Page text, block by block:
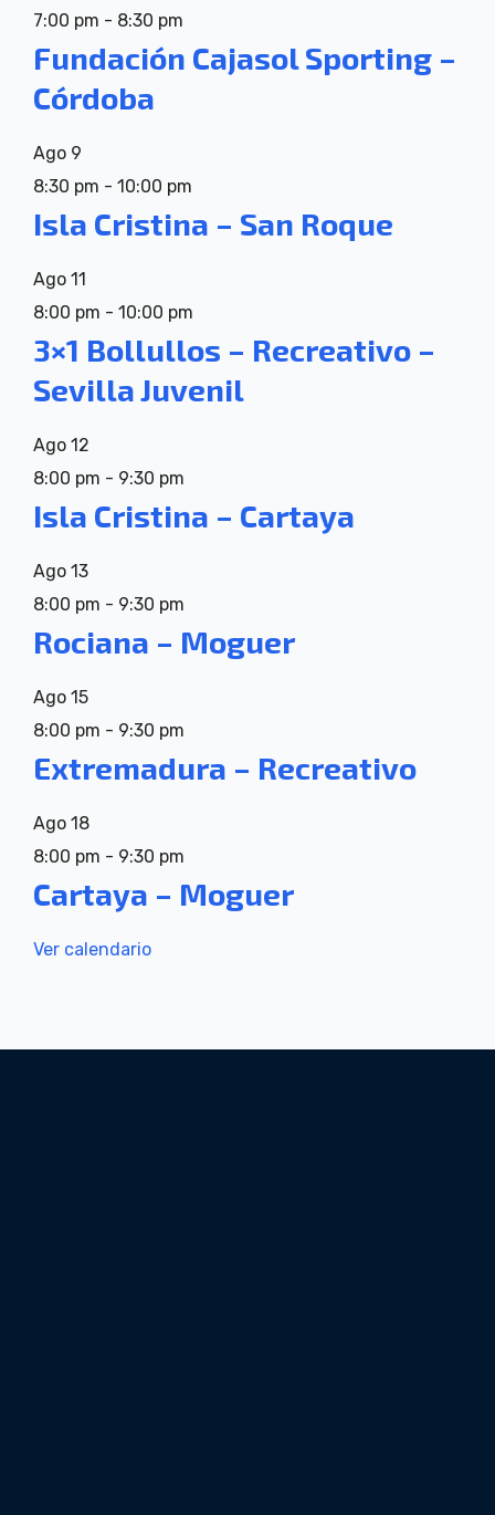
7:00 pm - 8:30 pm
Fundación Cajasol Sporting –
Córdoba
Ago 9
8:30 pm - 10:00 pm
Isla Cristina – San Roque
Ago 11
8:00 pm - 10:00 pm
3×1 Bollullos – Recreativo –
Sevilla Juvenil
Ago 12
8:00 pm - 9:30 pm
Isla Cristina – Cartaya
Ago 13
8:00 pm - 9:30 pm
Rociana – Moguer
Ago 15
8:00 pm - 9:30 pm
Extremadura – Recreativo
Ago 18
8:00 pm - 9:30 pm
Cartaya – Moguer
Ver calendario